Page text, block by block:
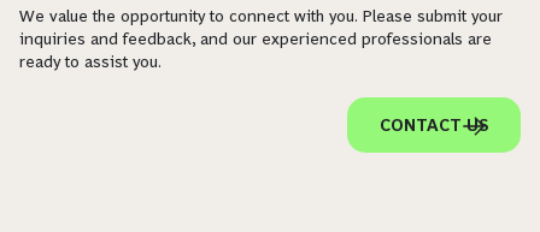
We value the opportunity to connect with you. Please submit your
inquiries and feedback, and our experienced professionals are
ready to assist you.
CONTACT US